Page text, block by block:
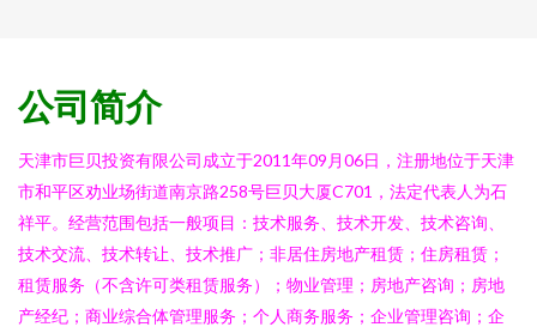
公司简介
天津市巨贝投资有限公司成立于2011年09月06日，注册地位于天津
市和平区劝业场街道南京路258号巨贝大厦C701，法定代表人为石
祥平。经营范围包括一般项目：技术服务、技术开发、技术咨询、
技术交流、技术转让、技术推广；非居住房地产租赁；住房租赁；
租赁服务（不含许可类租赁服务）；物业管理；房地产咨询；房地
产经纪；商业综合体管理服务；个人商务服务；企业管理咨询；企